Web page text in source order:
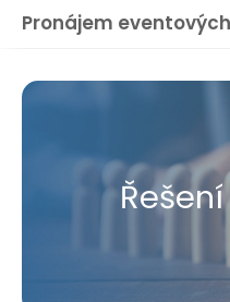
Pronájem